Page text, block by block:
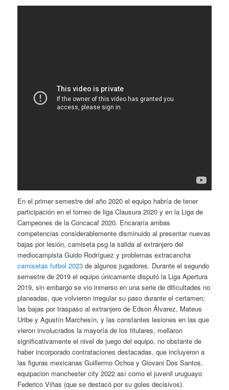
En el primer semestre del año 2020 el equipo habría de tener
participación en el torneo de liga Clausura 2020 y en la Liga de
Campeones de la Concacaf 2020. Encararía ambas
competencias considerablemente disminuido al presentar nuevas
bajas por lesión, camiseta psg la salida al extranjero del
mediocampista Guido Rodríguez y problemas extracancha
camisetas futbol 2023 de algunos jugadores. Durante el segundo
semestre de 2019 el equipo únicamente disputó la Liga Apertura
2019, sin embargo se vio inmerso en una serie de dificultades no
planeadas, que volvieron irregular su paso durante el certamen;
las bajas por traspaso al extranjero de Edson Álvarez, Mateus
Uribe y Agustín Marchesín, y las constantes lesiones en las que
vieron involucrados la mayoría de los titulares, mellaron
significativamente el nivel de juego del equipo, no obstante de
haber incorporado contrataciones destacadas, que incluyeron a
las figuras mexicanas Guillermo Ochoa y Giovani Dos Santos,
equipacion manchester city 2022 así como el juvenil uruguayo
Federico Viñas (que se destacó por su goles decisivos).